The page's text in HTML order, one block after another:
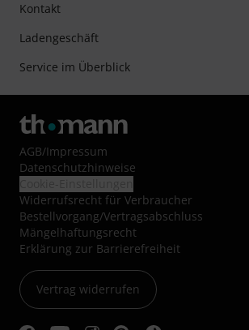
Kontakt
Ladengeschäft
Service im Überblick
AGB/Impressum
Datenschutzhinweise
Widerrufsrecht für Verbraucher
Bestellvorgang/Vertragsabschluss
Mängelhaftungsrecht
Erklärung zur Barrierefreiheit
Vertrag widerrufen